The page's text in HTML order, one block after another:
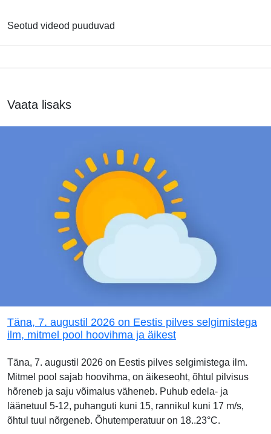
Seotud videod puuduvad
Vaata lisaks
Täna, 7. augustil 2026 on Eestis pilves selgimistega
ilm, mitmel pool hoovihma ja äikest
Täna, 7. augustil 2026 on Eestis pilves selgimistega ilm.
Mitmel pool sajab hoovihma, on äikeseoht, õhtul pilvisus
hõreneb ja saju võimalus väheneb. Puhub edela- ja
läänetuul 5-12, puhanguti kuni 15, rannikul kuni 17 m/s,
õhtul tuul nõrgeneb. Õhutemperatuur on 18..23°C.